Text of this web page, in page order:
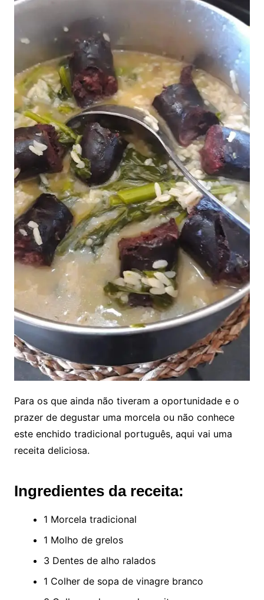
Para os que ainda não tiveram a oportunidade e o
prazer de degustar uma morcela ou não conhece
este enchido tradicional português, aqui vai uma
receita deliciosa.
Ingredientes da receita:
1 Morcela tradicional
1 Molho de grelos
3 Dentes de alho ralados
1 Colher de sopa de vinagre branco